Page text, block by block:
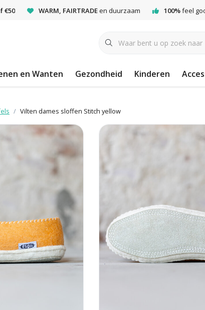
€50 WARM, FAIRTRADEen duurzaam 100%feel
en Wanten Gezondheid Kinderen
Vilten dames sloffen Stitch yellow